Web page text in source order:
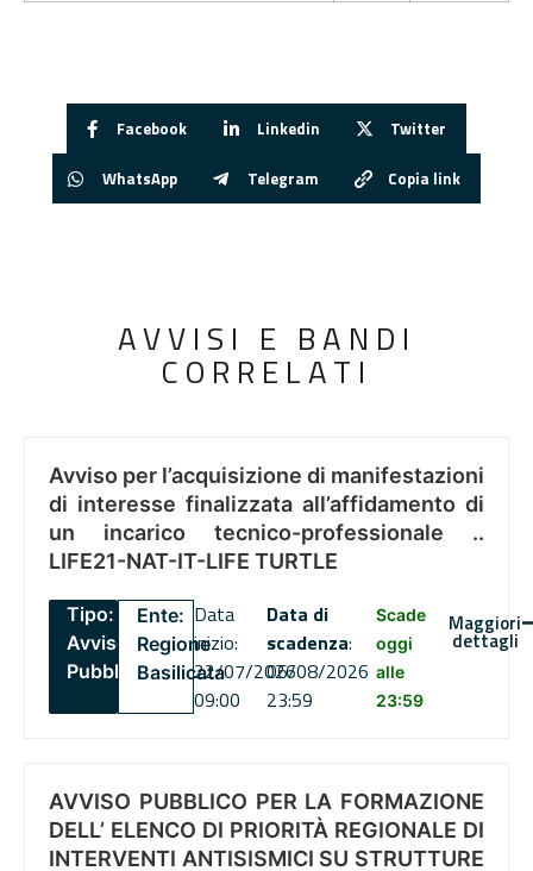
Facebook Linkedin Twitter
WhatsApp Telegram Copia link
AVVISI E BANDI
CORRELATI
Avviso per l’acquisizione di manifestazioni
di interesse finalizzata all’affidamento di
un incarico tecnico-professionale ..
LIFE21-NAT-IT-LIFE TURTLE
Tipo:
Avviso
Pubblico
Ente:
Regione
Basilicata
Data
inizio:
22/07/2026
09:00
Data di
scadenza:
06/08/2026
23:59
Scade
oggi
alle
23:59
Maggiori
dettagli
AVVISO PUBBLICO PER LA FORMAZIONE
DELL’ ELENCO DI PRIORITÀ REGIONALE DI
INTERVENTI ANTISISMICI SU STRUTTURE